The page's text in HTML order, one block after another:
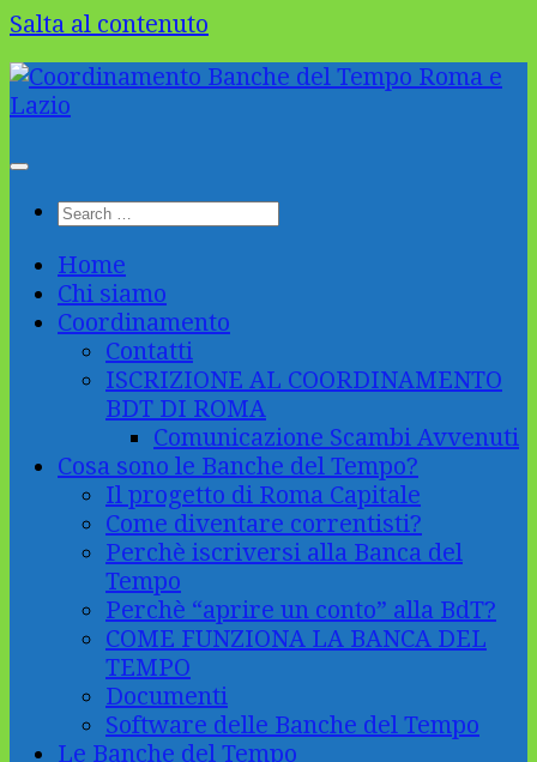
Salta al contenuto
Home
Chi siamo
Coordinamento
Contatti
ISCRIZIONE AL COORDINAMENTO
BDT DI ROMA
Comunicazione Scambi Avvenuti
Cosa sono le Banche del Tempo?
Il progetto di Roma Capitale
Come diventare correntisti?
Perchè iscriversi alla Banca del
Tempo
Perchè “aprire un conto” alla BdT?
COME FUNZIONA LA BANCA DEL
TEMPO
Documenti
Software delle Banche del Tempo
Le Banche del Tempo